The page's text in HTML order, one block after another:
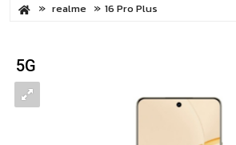
realme 16 Pro Plus
5G